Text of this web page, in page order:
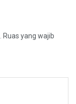
Ruas yang wajib